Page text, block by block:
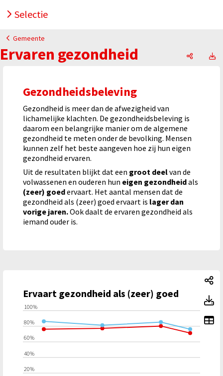
Selectie
Gemeente
Ervaren gezondheid
Gezondheidsbeleving
Gezondheid is meer dan de afwezigheid van
lichamelijke klachten. De gezondheidsbeleving is
daarom een belangrijke manier om de algemene
gezondheid te meten onder de bevolking. Mensen
kunnen zelf het beste aangeven hoe zij hun eigen
gezondheid ervaren.
Uit de resultaten blijkt dat een groot deelvan de
volwassenen en ouderen hun eigen gezondheidals
(zeer) goedervaart. Het aantal mensen dat de
gezondheid als (zeer) goed ervaart is lager dan
vorige jaren.Ook daalt de ervaren gezondheid als
iemand ouder is.
Ervaart gezondheid als (zeer) goed
20%
40%
60%
80%
100%